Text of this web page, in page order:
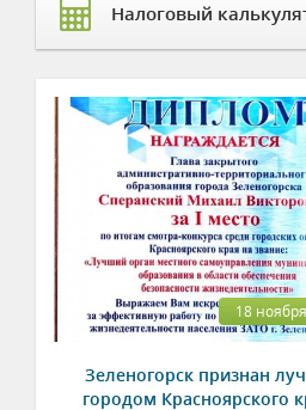
Налоговый
18
Зеленогорск признан
городом Красноярского